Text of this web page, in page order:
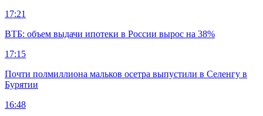
17:21
ВТБ: объем выдачи ипотеки в России вырос на 38%
17:15
Почти полмиллиона мальков осетра выпустили в Селенгу в
Бурятии
16:48